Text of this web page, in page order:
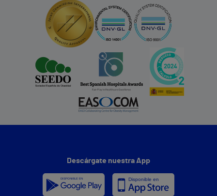
Descárgate nuestra App